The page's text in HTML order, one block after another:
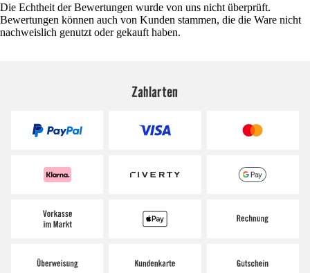
Die Echtheit der Bewertungen wurde von uns nicht überprüft.
Bewertungen können auch von Kunden stammen, die die Ware nicht
nachweislich genutzt oder gekauft haben.
Zahlarten